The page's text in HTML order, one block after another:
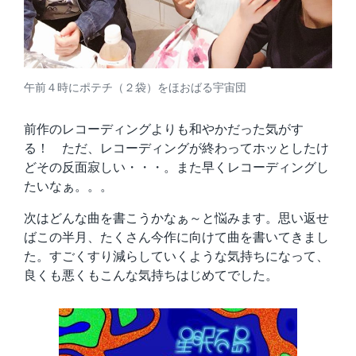
午前４時にポテチ（２袋）をほおばる宇宙団
前作のレコーディングよりも和やかだった気がす
る！ ただ、レコーディングが終わってホッとしたけ
どその反面寂しい・・・。また早くレコーディングし
たいなぁ。。。
次はどんな曲を書こうかなぁ～と悩みます。思い返せ
ばこの半月、たくさん今作に向けて曲を書いてきまし
た。すごくすり減らしていくような気持ちになって、
良くも悪くもこんな気持ちはじめてでした。